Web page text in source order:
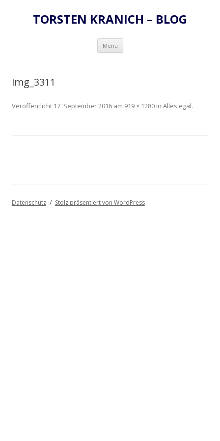
TORSTEN KRANICH – BLOG
Menü Zum
springen
img_3311
Veröffentlicht 17. September 2016 am 919 × 1280 in Alles egal.
Datenschutz Stolz präsentiert von WordPress